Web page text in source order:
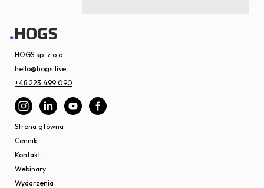
HOGS sp. z o.o.
hello@hogs.live
+48 223 499 090
Strona główna
Cennik
Kontakt
Webinary
Wydarzenia